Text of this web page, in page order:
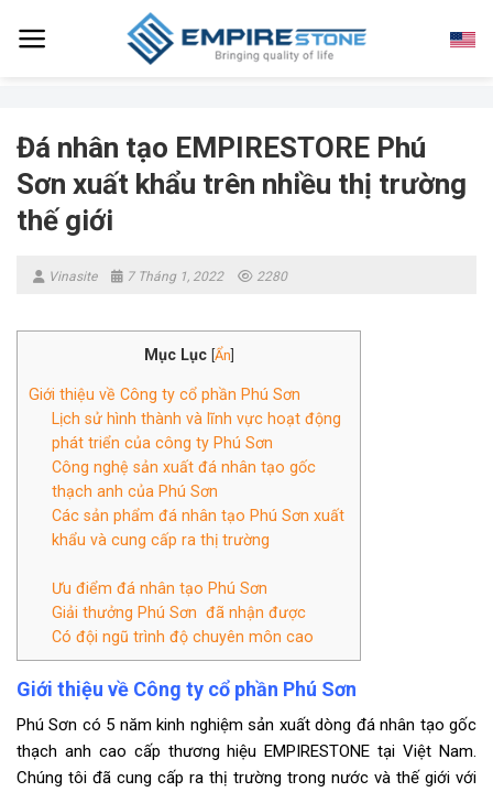
Đá nhân tạo EMPIRESTORE Phú
Sơn xuất khẩu trên nhiều thị trường
thế giới
Vinasite 7 Tháng 1, 2022 2280
Mục Lục [Ẩn]
Giới thiệu về Công ty cổ phần Phú Sơn
Lịch sử hình thành và lĩnh vực hoạt động
phát triển của công ty Phú Sơn
Công nghệ sản xuất đá nhân tạo gốc
thạch anh của Phú Sơn
Các sản phẩm đá nhân tạo Phú Sơn xuất
khẩu và cung cấp ra thị trường
Ưu điểm đá nhân tạo Phú Sơn
Giải thưởng Phú Sơn đã nhận được
Có đội ngũ trình độ chuyên môn cao
Giới thiệu về Công ty cổ phần Phú Sơn
Phú Sơn có 5 năm kinh nghiệm sản xuất dòng đá nhân tạo gốc
thạch anh cao cấp thương hiệu EMPIRESTONE tại Việt Nam.
Chúng tôi đã cung cấp ra thị trường trong nước và thế giới với